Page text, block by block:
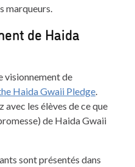
marqueurs.
de Haida
visionnement de
Haida Gwaii Pledge
avec les élèves de ce que
de Haida Gwaii
sont présentés dans